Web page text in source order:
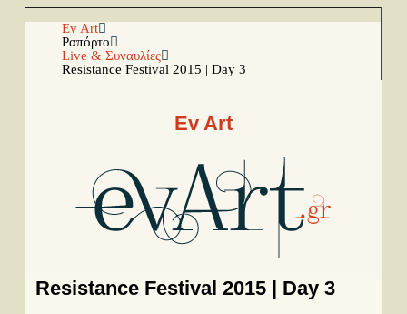
Αρχική
Facebook
Ραπόρτο
Live & Συναυλίες
Συνεντεύξεις
Ev Art
Ev Art
Ραπόρτο
Live & Συναυλίες
Resistance Festival 2015 | Day 3
Resistance Festival 2015 | Day 3